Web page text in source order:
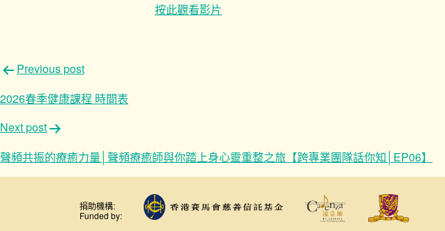
按此觀看影片
文
章
導
覽
Previous post
2026春季健康課程 時間表
Next post
聲頻共振的療癒力量│聲頻療癒師與你踏上身心靈重整之旅【跨專業團隊話你知│EP06】
捐助機構:
Funded by: